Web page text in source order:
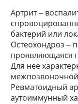
Артрит –
бактерий или
Остеохондроз –
проявляющаяся
Для нее
Ревматоидный
аутоиммунный